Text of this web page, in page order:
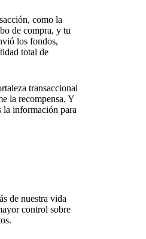
como la
de compra, y tu
los fondos,
total de
transaccional
la recompensa. Y
la información para
de nuestra vida
control sobre